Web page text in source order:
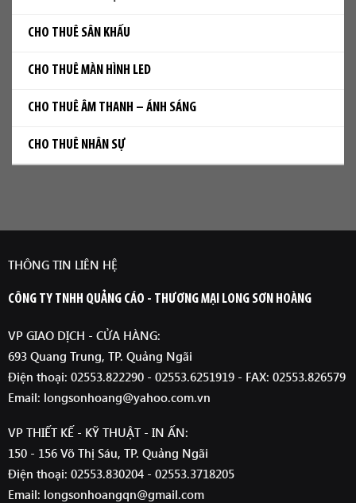
CHO THUÊ SÂN KHẤU
CHO THUÊ MÀN HÌNH LED
CHO THUÊ ÂM THANH – ÁNH SÁNG
CHO THUÊ NHÂN SỰ
THÔNG TIN LIÊN HỆ
CÔNG TY TNHH QUẢNG CÁO - THƯƠNG MẠI LONG SƠN HOÀNG
VP GIAO DỊCH - CỬA HÀNG:
693 Quang Trung, TP. Quảng Ngãi
Điện thoại: 02553.822290 - 02553.6251919 - FAX: 02553.826579
Email: longsonhoang@yahoo.com.vn
VP THIẾT KẾ - KỸ THUẬT - IN ẤN:
150 - 156 Võ Thị Sáu, TP. Quảng Ngãi
Điện thoại: 02553.830204 - 02553.3718205
Email: longsonhoangqn@gmail.com